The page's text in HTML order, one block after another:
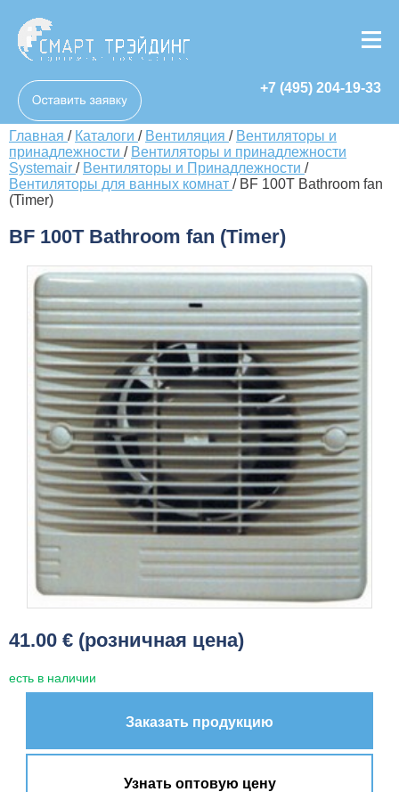
+7 (495) 204-19-33
Главная / Каталоги / Вентиляция / Вентиляторы и
принадлежности / Вентиляторы и принадлежности
Systemair / Вентиляторы и Принадлежности /
Вентиляторы для ванных комнат / BF 100T Bathroom fan
(Timer)
BF 100T Bathroom fan (Timer)
41.00 € (розничная цена)
есть в наличии
Заказать продукцию
Узнать оптовую цену